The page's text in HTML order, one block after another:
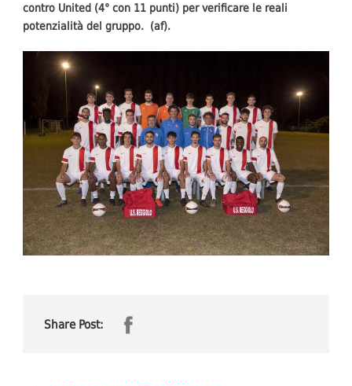
contro United (4° con 11 punti) per verificare le reali
potenzialità del gruppo. (af).
Share Post: